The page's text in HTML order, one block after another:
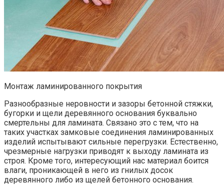
Монтаж ламинированного покрытия
Разнообразные неровности и зазоры бетонной стяжки,
бугорки и щели деревянного основания буквально
смертельны для ламината. Связано это с тем, что на
таких участках замковые соединения ламинированных
изделий испытывают сильные перегрузки. Естественно,
чрезмерные нагрузки приводят к выходу ламината из
строя. Кроме того, интересующий нас материал боится
влаги, проникающей в него из гнилых досок
деревянного либо из щелей бетонного основания.